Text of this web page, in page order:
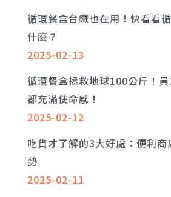
循環餐盒台鐵也在用！快看看
什麼？
2025-02-13
循環餐盒拯救地球100公斤！
都充滿使命感！
2025-02-12
吃貨才了解的3大好處：便利
勢
2025-02-11